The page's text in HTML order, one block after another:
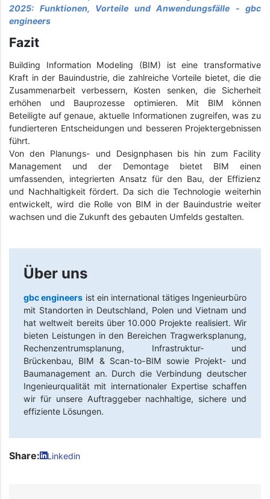
2025: Funktionen, Vorteile und Anwendungsfälle - gbc
engineers
Fazit
Building Information Modeling (BIM) ist eine transformative
Kraft in der Bauindustrie, die zahlreiche Vorteile bietet, die die
Zusammenarbeit verbessern, Kosten senken, die Sicherheit
erhöhen und Bauprozesse optimieren. Mit BIM können
Beteiligte auf genaue, aktuelle Informationen zugreifen, was zu
fundierteren Entscheidungen und besseren Projektergebnissen
führt.
Von den Planungs- und Designphasen bis hin zum Facility
Management und der Demontage bietet BIM einen
umfassenden, integrierten Ansatz für den Bau, der Effizienz
und Nachhaltigkeit fördert. Da sich die Technologie weiterhin
entwickelt, wird die Rolle von BIM in der Bauindustrie weiter
wachsen und die Zukunft des gebauten Umfelds gestalten.
Über uns
gbc engineers ist ein international tätiges Ingenieurbüro
mit Standorten in Deutschland, Polen und Vietnam und
hat weltweit bereits über 10.000 Projekte realisiert. Wir
bieten Leistungen in den Bereichen Tragwerksplanung,
Rechenzentrumsplanung, Infrastruktur- und
Brückenbau, BIM & Scan-to-BIM sowie Projekt- und
Baumanagement an. Durch die Verbindung deutscher
Ingenieurqualität mit internationaler Expertise schaffen
wir für unsere Auftraggeber nachhaltige, sichere und
effiziente Lösungen.
Share: Linkedin